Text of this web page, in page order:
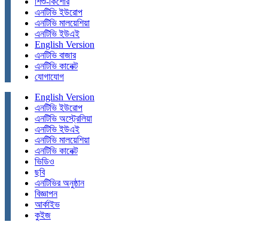
এনটিভি ইউরোপ
এনটিভি মালয়েশিয়া
এনটিভি ইউএই
English Version
এনটিভি বাজার
এনটিভি কানেক্ট
যোগাযোগ
English Version
এনটিভি ইউরোপ
এনটিভি অস্ট্রেলিয়া
এনটিভি ইউএই
এনটিভি মালয়েশিয়া
এনটিভি কানেক্ট
ভিডিও
ছবি
এনটিভির অনুষ্ঠান
বিজ্ঞাপন
আর্কাইভ
কুইজ